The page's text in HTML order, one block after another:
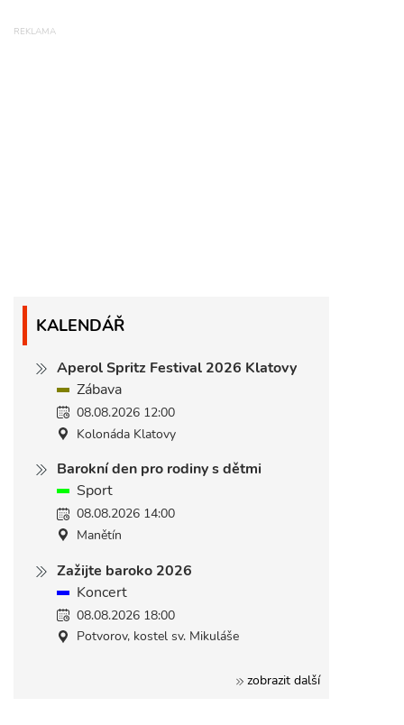
KALENDÁŘ
Aperol Spritz Festival 2026 Klatovy
Zábava
08.08.2026 12:00
Kolonáda Klatovy
Barokní den pro rodiny s dětmi
Sport
08.08.2026 14:00
Manětín
Zažijte baroko 2026
Koncert
08.08.2026 18:00
Potvorov, kostel sv. Mikuláše
zobrazit další